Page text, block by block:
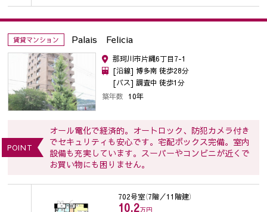
賃貸マンション Palais Felicia
那珂川市片縄6丁目7-1
[沿線] 博多南 徒歩28分
[バス] 調査中 徒歩1分
築年数 10年
POINT
オール電化で経済的。オートロック、防犯カメラ付き
でセキュリティも安心です。宅配ボックス完備。室内
設備も充実しています。スーパーやコンビニが近くで
お買い物にも困りません。
702号室（7階／11階建）
10.2万円